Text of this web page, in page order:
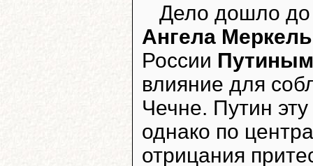
Дело дошло до
Ангела Меркель
России Путиным
влияние для
Чечне. Путин
однако по
отрицания